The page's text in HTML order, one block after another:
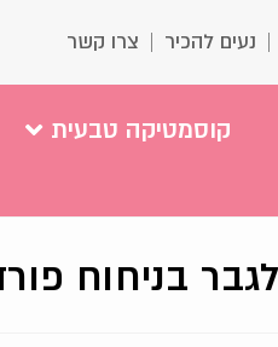
נעים להכיר צרו קשר
קוסמטיקה טבעית